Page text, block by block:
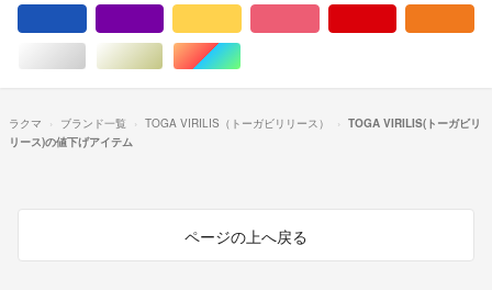
シルバー/銀色系ゴールド/金色系マルチカラー
ラクマ ブランド一覧 TOGA VIRILIS（トーガビリリース）
TOGA VIRILIS(トーガビリ
リース)の値下げアイテム
ページの上へ戻る